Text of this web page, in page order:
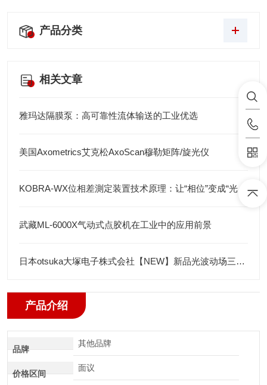
产品分类
相关文章
雅玛达隔膜泵：高可靠性流体输送的工业优选
美国Axometrics艾克松AxoScan穆勒矩阵/旋光仪
武藏ML-6000X气动式点胶机在工业中的应用前景
日本otsuka大塚电子株式会社【NEW】新品光波动场三次元显微镜MINUK
产品介绍
品牌
其他品牌
价格区间
面议